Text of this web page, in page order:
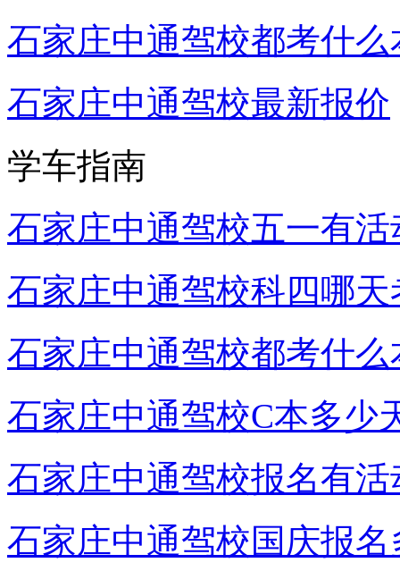
石家庄中通驾校都考什么
石家庄中通驾校最新报价
学车指南
石家庄中通驾校五一有活
石家庄中通驾校科四哪天
石家庄中通驾校都考什么
石家庄中通驾校C本多少
石家庄中通驾校报名有活
石家庄中通驾校国庆报名